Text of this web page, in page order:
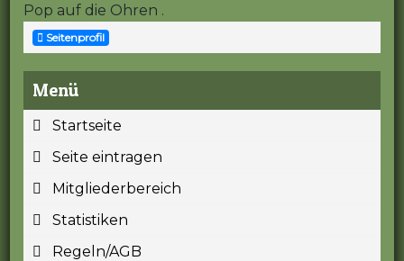
Pop auf die Ohren .
Seitenprofil
Menü
Startseite
Seite eintragen
Mitgliederbereich
Statistiken
Regeln/AGB